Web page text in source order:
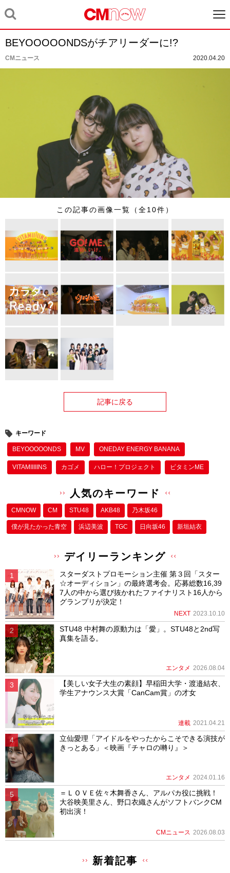
BEYOOOOONDSがチアリーダーに!?
CMニュース 2020.04.20
この記事の画像一覧（全10件）
記事に戻る
キーワード
BEYOOOOONDS MV ONEDAY ENERGY BANANA
VITAMIIIIINS カゴメ ハロー！プロジェクト ビタミンME
人気のキーワード
CMNOW CM STU48 AKB48 乃木坂46
僕が⾒たかった⻘空 浜辺美波 TGC 日向坂46 新垣結衣
デイリーランキング
スターダストプロモーション主催 第３回「スター
☆オーディション」の最終選考会。応募総数16,39
7人の中から選び抜かれたファイナリスト16人から
グランプリが決定！
NEXT 2023.10.10
STU48 中村舞の原動力は「愛」。STU48と2nd写
真集を語る。
エンタメ 2026.08.04
【美しい女子大生の素顔】早稲田大学・渡邉結衣、
学生アナウンス大賞「CanCam賞」の才女
連載 2021.04.21
立仙愛理「アイドルをやったからこそできる演技が
きっとある」＜映画『チャロの囀り』＞
エンタメ 2024.01.16
＝ＬＯＶＥ佐々木舞香さん、アルパカ役に挑戦！
大谷映美里さん、野口衣織さんがソフトバンクCM
初出演！
CMニュース 2026.08.03
新着記事